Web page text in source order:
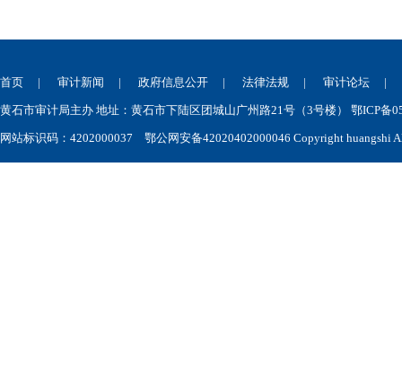
首页 | 审计新闻 | 政府信息公开 | 法律法规 | 审计论坛
黄石市审计局主办 地址：黄石市下陆区团城山广州路21号（3号楼） 鄂ICP备
网站标识码：4202000037 鄂公网安备42020402000046 Copyright huangshi